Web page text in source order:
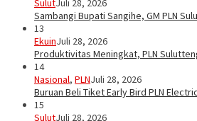
SulutJuli 28, 2026
Sambangi Bupati Sangihe, GM PLN
13
EkuinJuli 28, 2026
Produktivitas Meningkat, PLN
14
Nasional, PLNJuli 28, 2026
Buruan Beli Tiket Early Bird PLN
15
SulutJuli 28, 2026